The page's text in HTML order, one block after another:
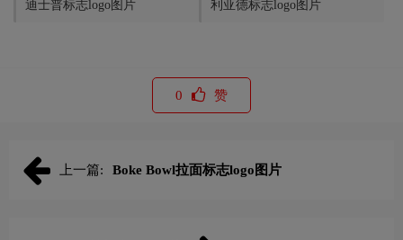
迪士普标志logo图片 利亚德标志logo图片
0 赞
上一篇: Boke Bowl拉面标志logo图片